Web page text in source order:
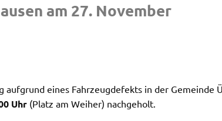
am 27. Novem­ber
aufgrund eines Fahr­zeug­de­fekts in der Gemein­de
Uhr (Platz am Weiher) nach­ge­holt.